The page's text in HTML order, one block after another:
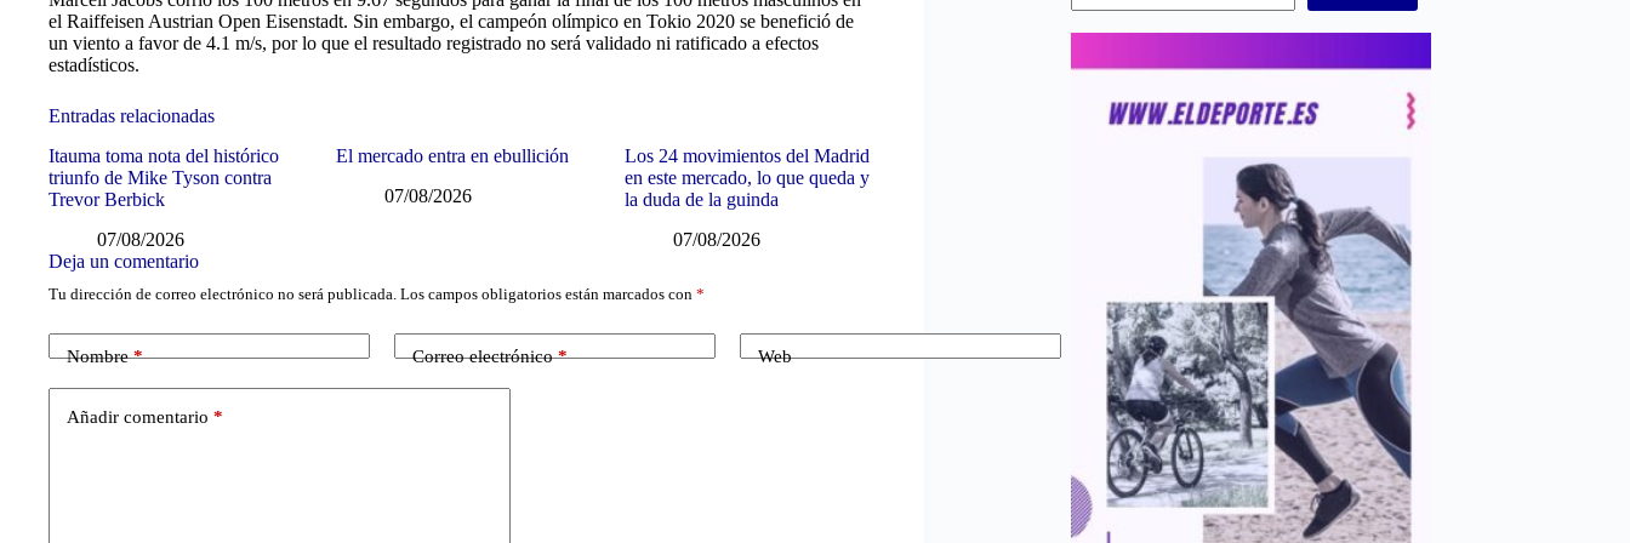
el Raiffeisen Austrian Open Eisenstadt. Sin embargo, el campeón olímpico en Tokio 2020 se benefició de
un viento a favor de 4.1 m/s, por lo que el resultado registrado no será validado ni ratificado a efectos
estadísticos.
Entradas relacionadas
Itauma toma nota del histórico
triunfo de Mike Tyson contra
Trevor Berbick
07/08/2026
El mercado entra en ebullición
07/08/2026
Los 24 movimientos del Madrid
en este mercado, lo que queda y
la duda de la guinda
07/08/2026
Deja un comentario
Tu dirección de correo electrónico no será publicada. Los campos obligatorios están marcados con *
Nombre* Correo electrónico* Web
Añadir comentario *